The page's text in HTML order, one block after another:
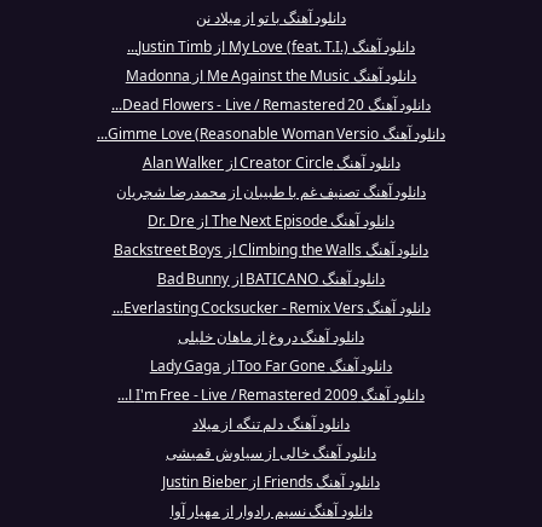
دانلود آهنگ با تو از میلاد نن
دانلود آهنگ My Love (feat. T.I.) از Justin Timb...
دانلود آهنگ Me Against the Music از Madonna
دانلود آهنگ Dead Flowers - Live / Remastered 20...
دانلود آهنگ Gimme Love (Reasonable Woman Versio...
دانلود آهنگ Creator Circle از Alan Walker
دانلود آهنگ تصنیف غم با طبیبان از محمدرضا شجریان
دانلود آهنگ The Next Episode از Dr. Dre
دانلود آهنگ Climbing the Walls از Backstreet Boys
دانلود آهنگ BATICANO از Bad Bunny
دانلود آهنگ Everlasting Cocksucker - Remix Vers...
دانلود آهنگ دروغ از ماهان خلیلی
دانلود آهنگ Too Far Gone از Lady Gaga
دانلود آهنگ I'm Free - Live / Remastered 2009 ا...
دانلود آهنگ دلم تنگه از میلاد
دانلود آهنگ خالی از سیاوش قمیشی
دانلود آهنگ Friends از Justin Bieber
دانلود آهنگ نسیم رادوار از مهیار آوا